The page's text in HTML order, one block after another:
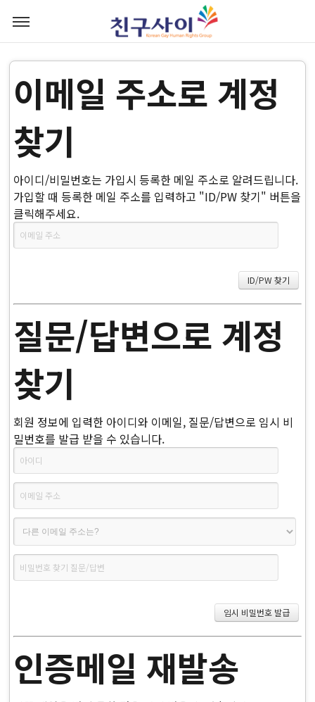
이메일 주소로 계정
찾기
아이디/비밀번호는 가입시 등록한 메일 주소로 알려드립니다.
가입할 때 등록한 메일 주소를 입력하고 "ID/PW 찾기" 버튼을
클릭해주세요.
질문/답변으로 계정
찾기
회원 정보에 입력한 아이디와 이메일, 질문/답변으로 임시 비
밀번호를 발급 받을 수 있습니다.
인증메일 재발송